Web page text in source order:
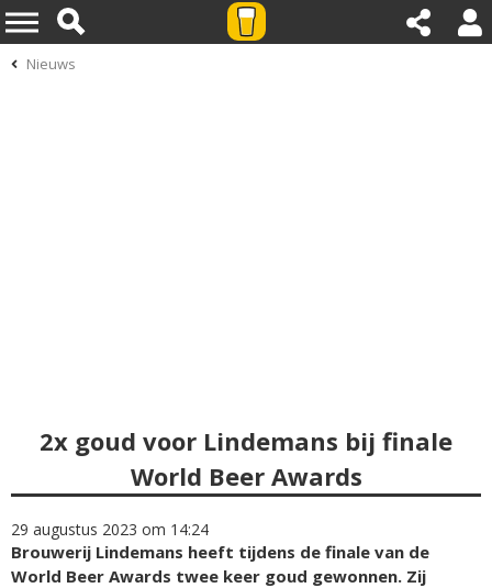
Nieuws
2x goud voor Lindemans bij finale
World Beer Awards
29 augustus 2023 om 14:24
Brouwerij Lindemans heeft tijdens de finale van de
World Beer Awards twee keer goud gewonnen. Zij